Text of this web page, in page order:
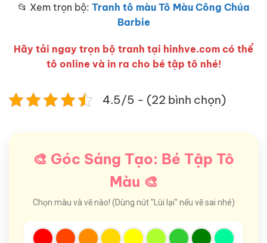
📂 Xem trọn bộ: Tranh tô màu Tô Màu Công Chúa
Barbie
Hãy tải ngay trọn bộ tranh tại hinhve.com có thể
tô online và in ra cho bé tập tô nhé!
4.5/5 - (22 bình chọn)
🎨 Góc Sáng Tạo: Bé Tập Tô
Màu 🎨
Chọn màu và vẽ nào! (Dùng nút "Lùi lại" nếu vẽ sai nhé)